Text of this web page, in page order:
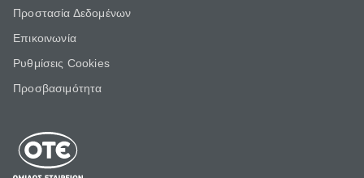
Προστασία Δεδομένων
Επικοινωνία
Ρυθμίσεις Cookies
Προσβασιμότητα